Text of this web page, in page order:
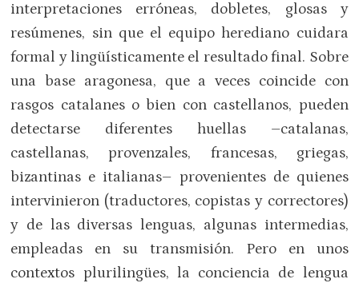
interpretaciones erróneas, dobletes, glosas y
resúmenes, sin que el equipo herediano cuidara
formal y lingüísticamente el resultado final. Sobre
una base aragonesa, que a veces coincide con
rasgos catalanes o bien con castellanos, pueden
detectarse diferentes huellas –catalanas,
castellanas, provenzales, francesas, griegas,
bizantinas e italianas– provenientes de quienes
intervinieron (traductores, copistas y correctores)
y de las diversas lenguas, algunas intermedias,
empleadas en su transmisión. Pero en unos
contextos plurilingües, la conciencia de lengua